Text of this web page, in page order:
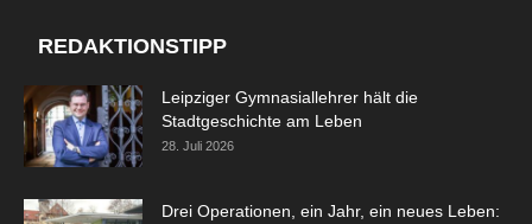
REDAKTIONSTIPP
Leipziger Gymnasiallehrer hält die
Stadtgeschichte am Leben
28. Juli 2026
Drei Operationen, ein Jahr, ein neues Leben: